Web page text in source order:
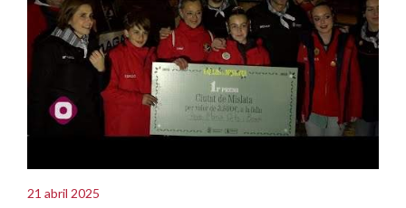
21 abril 2025